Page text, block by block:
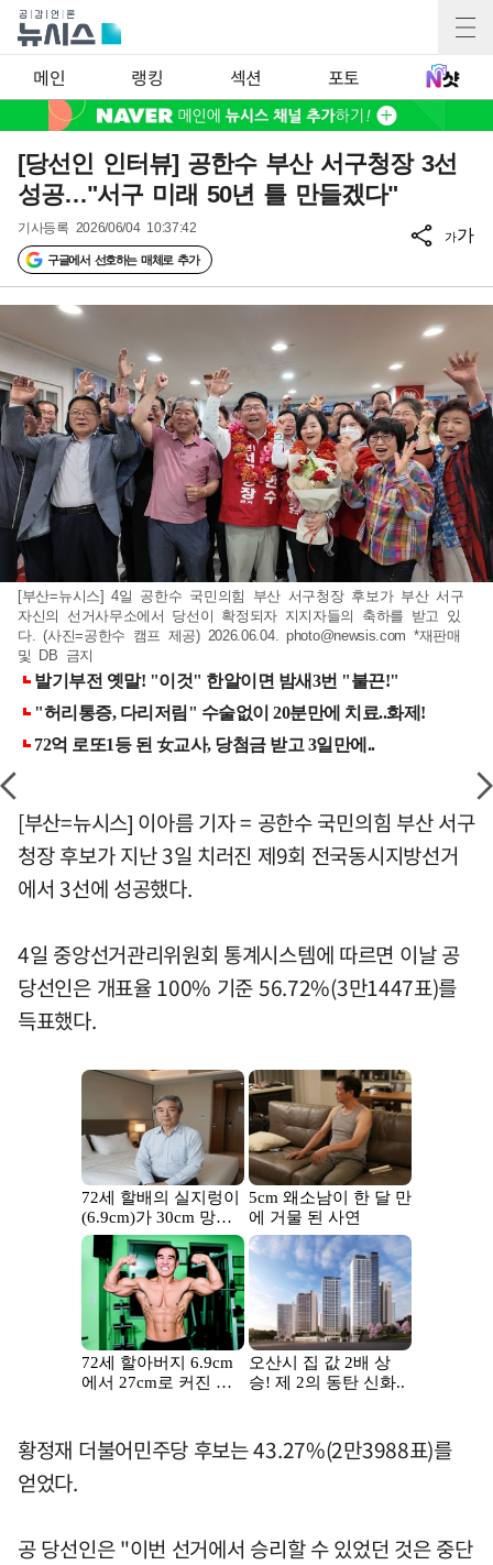
메인 랭킹 섹션 포토
[당선인 인터뷰] 공한수 부산 서구청장 3선
성공…"서구 미래 50년 틀 만들겠다"
기사등록 2026/06/04 10:37:42
구글에서 선호하는 매체로 추가
가가
[부산=뉴시스] 4일 공한수 국민의힘 부산 서구청장 후보가 부산 서구
자신의 선거사무소에서 당선이 확정되자 지지자들의 축하를 받고 있
다. (사진=공한수 캠프 제공) 2026.06.04. photo@newsis.com *재판매
및 DB 금지
[부산=뉴시스] 이아름 기자 = 공한수 국민의힘 부산 서구
청장 후보가 지난 3일 치러진 제9회 전국동시지방선거
에서 3선에 성공했다.
4일 중앙선거관리위원회 통계시스템에 따르면 이날 공
당선인은 개표율 100% 기준 56.72%(3만1447표)를
득표했다.
황정재 더불어민주당 후보는 43.27%(2만3988표)를
얻었다.
공 당선인은 "이번 선거에서 승리할 수 있었던 것은 중단